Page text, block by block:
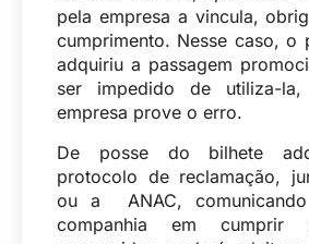
pela empresa a vincula,
cumprimento. Nesse caso, o
adquiriu a passagem
ser impedido de utiliza-
empresa prove o erro.
De posse do bilhete
protocolo de reclamação,
ou a ANAC,
companhia em